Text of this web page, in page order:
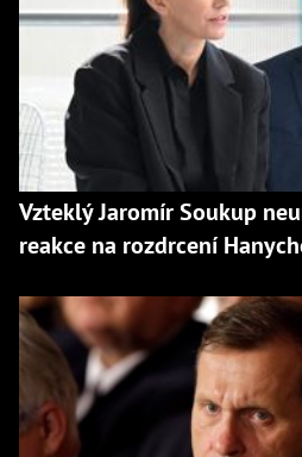
Vzteklý Jaromír Soukup
reakce na rozdrcení